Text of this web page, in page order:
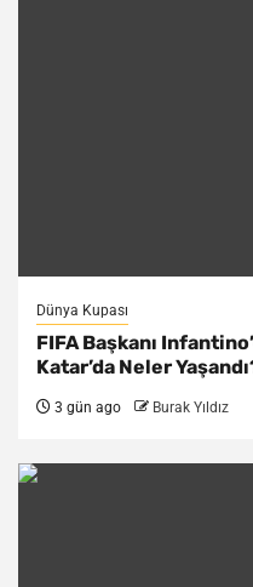
Dünya Kupası
FIFA Başkanı
Katar’da Neler
3 gün ago Burak Yıldız